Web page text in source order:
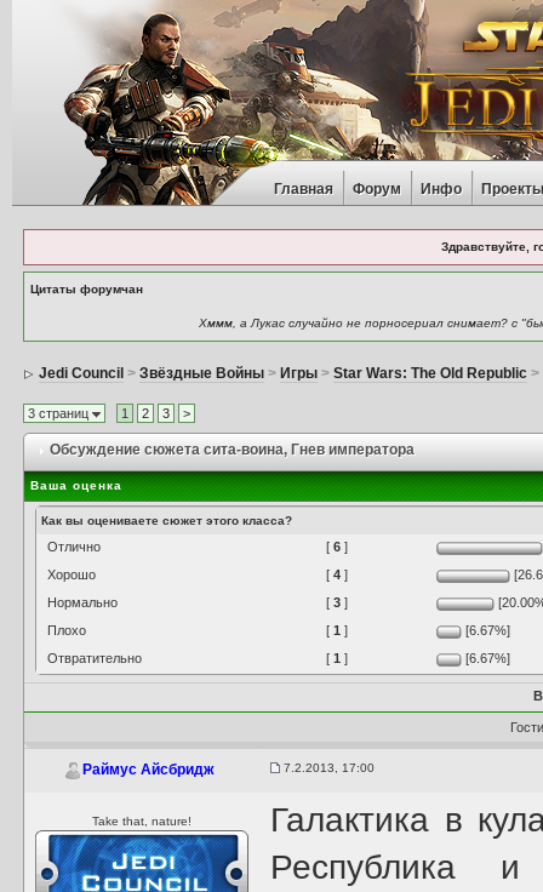
Главная Форум Инфо
Здравствуйте,
Цитаты форумчан
Хммм, а Лукас случайно не порносериал снимает? с
Jedi Council >Звёздные Войны > Игры >Star Wars: The Old Republic >
3 страниц 1 2 3 >
Обсуждение сюжета сита-воина, Гнев императора
Ваша оценка
Как вы оцениваете сюжет этого класса?
Отлично [6 ]
Хорошо
[4 ]
Нормально
[3 ]
Плохо
[1 ]
[6.67%]
Отвратительно
[1 ] [6.67%]
Раймус Айсбридж 7.2.2013, 17:00
Take that, nature!
Галактика в
Республика